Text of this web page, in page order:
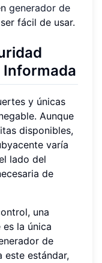
generador de
fácil de usar.
Informada
y únicas
Aunque
disponibles,
varía
lado del
de
una
la única
de
este estándar,